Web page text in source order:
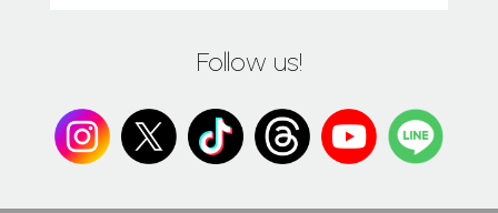
Follow us!